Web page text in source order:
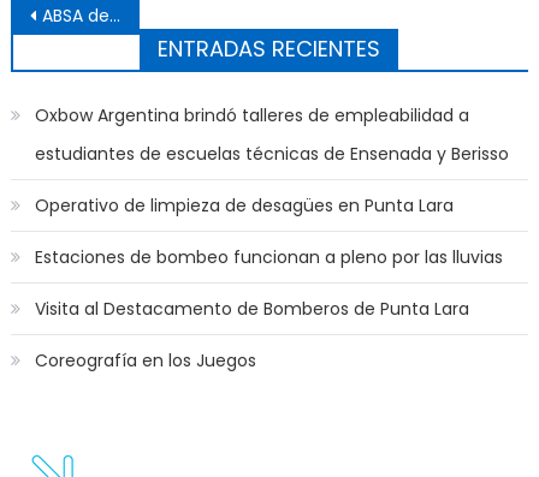
ABSA denuncia vandalización constante: 30 delitos en los últimos 45 días
ENTRADAS RECIENTES
Oxbow Argentina brindó talleres de empleabilidad a
estudiantes de escuelas técnicas de Ensenada y Berisso
Operativo de limpieza de desagües en Punta Lara
Estaciones de bombeo funcionan a pleno por las lluvias
Visita al Destacamento de Bomberos de Punta Lara
Coreografía en los Juegos